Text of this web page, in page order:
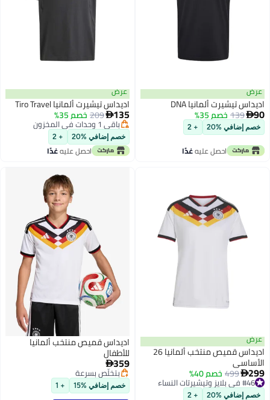
عرض
اديداس تيشيرت ألمانيا DNA
90
139 خصم 35%
خصم إضافي %20 + 2
احصل عليهغدًا
عرض
اديداس تيشيرت ألمانيا Tiro Travel
135
209 خصم 35%
باقي 1 وحدات في المخزون
باقي 1 وحدات في المخزون
خصم إضافي %20 + 2
احصل عليهغدًا
عرض
اديداس قميص منتخب ألمانيا 26
الأساسي
299
499 خصم 40%
#46 في بلايز وتيشيرتات النساء
#46 في بلايز وتيشيرتات النساء
خصم إضافي %20 + 2
اديداس قميص منتخب ألمانيا
للأطفال
359
بتخلّص بسرعة
بتخلّص بسرعة
خصم إضافي %15 + 1